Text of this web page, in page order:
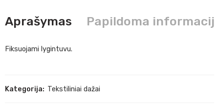
Aprašymas Papildoma
Fiksuojami lygintuvu.
Kategorija: Tekstiliniai dažai